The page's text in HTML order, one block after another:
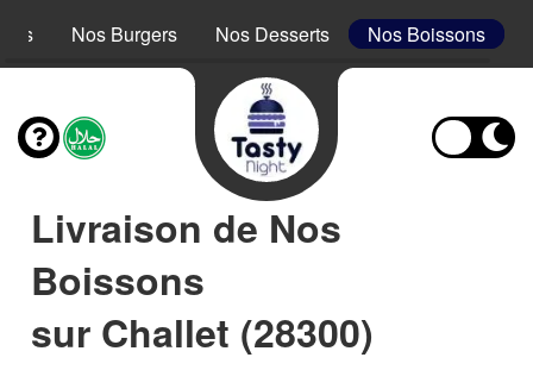
Nos Burgers Nos Desserts Nos Boissons
Livraison de Nos
Boissons
sur Challet (28300)